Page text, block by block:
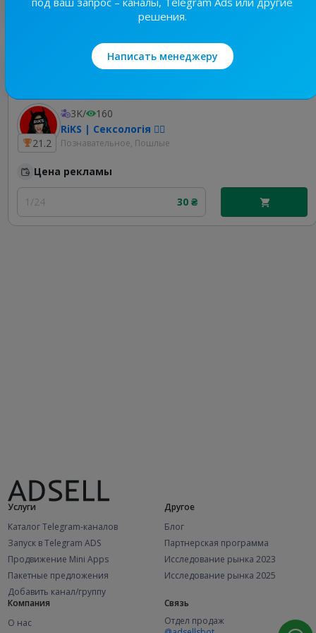
Лучшие по теме
21.2
3K/
160
RiKS | Сексологія ❤️‍🔥
Познавательное, Пошлые
Цена рекламы
1/24 30 ₴
Услуги
Каталог Telegram-каналов
Запуск в Telegram ADS
Продвижение Mini Apps
Пакетные предложения
Добавить канал/группу
Другое
Блог
Партнерская программа
Исследование рынка 2023
Исследование рынка 2025
Компания
О нас
Связь
Отдел продаж
решения.
Написать менеджеру